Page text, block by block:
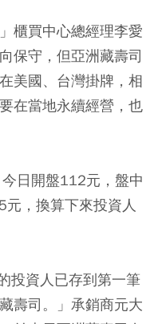
櫃買中心總經理李愛
保守，但亞洲藏壽司
美國、台灣掛牌，相
在當地永續經營，也
日開盤112元，盤中
，換算下來投資人
投資人已存到第一筆
壽司。」承銷商元大